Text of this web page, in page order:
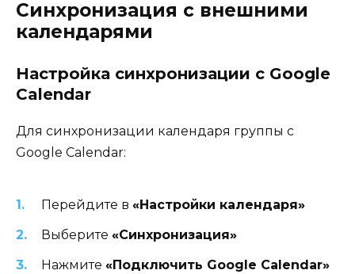
Синхронизация с внешними
календарями
Настройка синхронизации с Google
Calendar
Для синхронизации календаря группы с
Google Calendar:
Перейдите в «Настройки календаря»
Выберите «Синхронизация»
Нажмите «Подключить Google Calendar»